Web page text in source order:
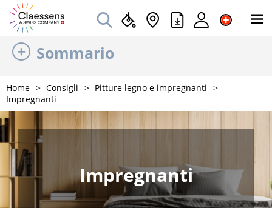
Sommario
Home Consigli
Pitture legno e impregnanti
Impregnanti
Impregnanti